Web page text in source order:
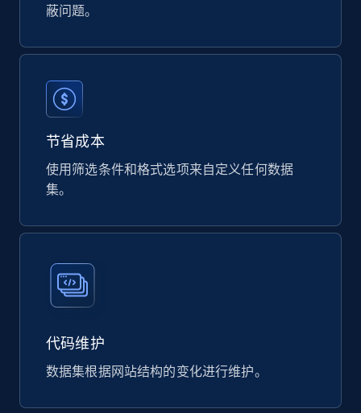
蔽问题。
节省成本
使用筛选条件和格式选项来自定义任何数据
集。
代码维护
数据集根据网站结构的变化进行维护。